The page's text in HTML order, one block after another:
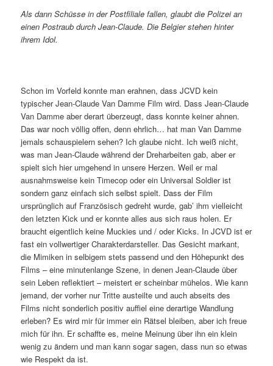
Als dann Schüsse in der Postfiliale fallen, glaubt die Polizei an
einen Postraub durch Jean-Claude. Die Belgier stehen hinter
ihrem Idol.
Schon im Vorfeld konnte man erahnen, dass JCVD kein
typischer Jean-Claude Van Damme Film wird. Dass Jean-Claude
Van Damme aber derart überzeugt, dass konnte keiner ahnen.
Das war noch völlig offen, denn ehrlich… hat man Van Damme
jemals schauspielern sehen? Ich glaube nicht. Ich weiß nicht,
was man Jean-Claude während der Dreharbeiten gab, aber er
spielt sich hier umgehend in unsere Herzen. Weil er mal
ausnahmsweise kein Timecop oder ein Universal Soldier ist
sondern ganz einfach sich selbst spielt. Dass der Film
ursprünglich auf Französisch gedreht wurde, gab’ ihm vielleicht
den letzten Kick und er konnte alles aus sich raus holen. Er
braucht eigentlich keine Muckies und / oder Kicks. In JCVD ist er
fast ein vollwertiger Charakterdarsteller. Das Gesicht markant,
die Mimiken in selbigem stets passend und den Höhepunkt des
Films – eine minutenlange Szene, in denen Jean-Claude über
sein Leben reflektiert – meistert er scheinbar mühelos. Wie kann
jemand, der vorher nur Tritte austeilte und auch abseits des
Films nicht sonderlich positiv auffiel eine derartige Wandlung
erleben? Es wird mir für immer ein Rätsel bleiben, aber ich freue
mich für ihn. Er schaffte es, meine Meinung über ihn ein klein
wenig zu ändern und man kann sogar sagen, dass nun so etwas
wie Respekt da ist.